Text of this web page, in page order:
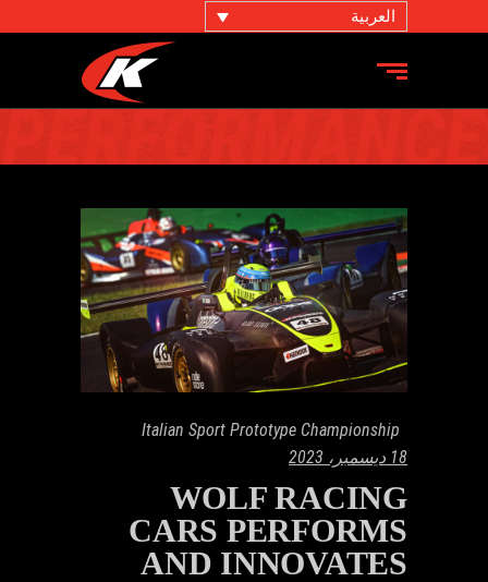
العربية
ديسمبر 2023
Italian Sport Prototype Championship
18 ديسمبر، 2023
WOLF RACING
CARS PERFORMS
AND INNOVATES